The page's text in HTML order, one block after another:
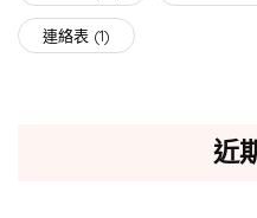
連絡表 (1)
近